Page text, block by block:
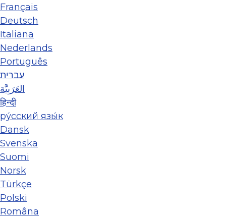
Français
Deutsch
Italiana
Nederlands
Português
עברית
العَرَبِيَّة
हिन्दी
ру́сский язы́к
Dansk
Svenska
Suomi
Norsk
Türkçe
Polski
Româna